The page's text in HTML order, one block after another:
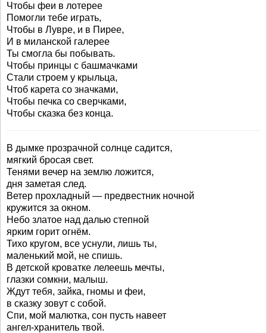
Чтобы феи в лотерее
Помогли тебе играть,
Чтобы в Лувре, и в Пирее,
И в миланской галерее
Ты смогла бы побывать.
Чтобы принцы с башмачками
Стали строем у крыльца,
Чтоб карета со значками,
Чтобы печка со сверчками,
Чтобы сказка без конца.
В дымке прозрачной солнце садится,
мягкий бросая свет.
Тенями вечер на землю ложится,
дня заметая след.
Ветер прохладный — предвестник ночной
кружится за окном.
Небо златое над далью степной
ярким горит огнём.
Тихо кругом, все уснули, лишь ты,
маленький мой, не спишь.
В детской кроватке лелеешь мечты,
глазки сомкни, малыш.
Ждут тебя, зайка, гномы и феи,
в сказку зовут с собой.
Спи, мой малютка, сон пусть навеет
ангел-хранитель твой.